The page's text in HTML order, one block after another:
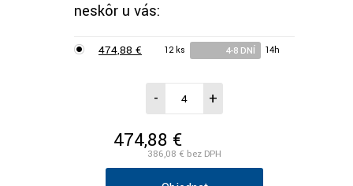
neskôr u vás:
474,88 € 12 ks 4-8 DNÍ 14h
- +
474,88 €/ks vr. DPH
386,08 € bez DPH